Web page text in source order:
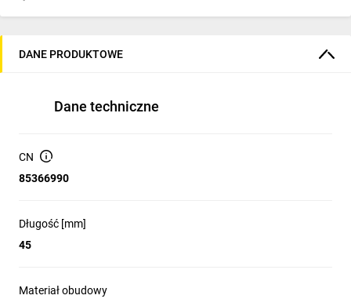
DANE PRODUKTOWE
Dane techniczne
CN
85366990
Długość [mm]
45
Materiał obudowy